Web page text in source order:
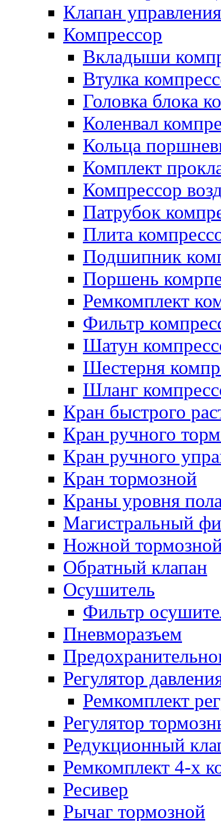
Клапан управления
Компрессор
Вкладыши
Втулка
Головка блока
Коленвал
Кольца
Комплект
Компрессор
Патрубок
Плита
Подшипник
Поршень
Ремкомплект
Фильтр
Шатун
Шестерня
Шланг
Кран быстрого
Кран ручного
Кран ручного
Кран тормозной
Краны уровня
Магистральный
Ножной
Обратный клапан
Осушитель
Фильтр
Пневморазъем
Регулятор
Ремкомплект
Регулятор
Редукционный
Ремкомплект 4-х
Ресивер
Рычаг тормозной